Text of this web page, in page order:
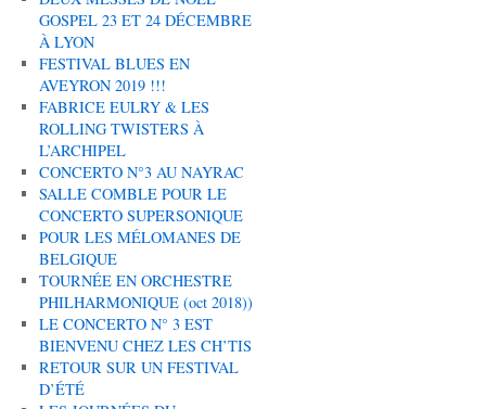
GOSPEL 23 ET 24 DÉCEMBRE
À LYON
FESTIVAL BLUES EN
AVEYRON 2019 !!!
FABRICE EULRY & LES
ROLLING TWISTERS À
L’ARCHIPEL
CONCERTO N°3 AU NAYRAC
SALLE COMBLE POUR LE
CONCERTO SUPERSONIQUE
POUR LES MÉLOMANES DE
BELGIQUE
TOURNÉE EN ORCHESTRE
PHILHARMONIQUE (oct 2018))
LE CONCERTO N° 3 EST
BIENVENU CHEZ LES CH’TIS
RETOUR SUR UN FESTIVAL
D’ÉTÉ